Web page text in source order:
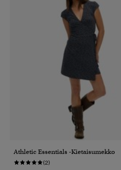
Athletic Essentials -kietaisumekko
(2)